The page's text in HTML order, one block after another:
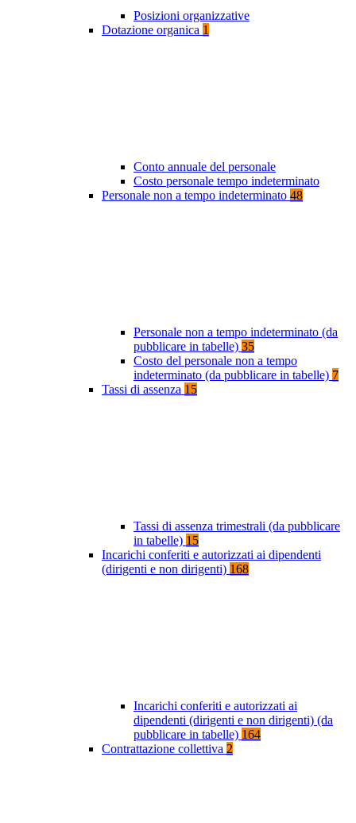
Posizioni organizzative
Dotazione organica 1
Conto annuale del personale
Costo personale tempo indeterminato
Personale non a tempo indeterminato 48
Personale non a tempo indeterminato (da
pubblicare in tabelle) 35
Costo del personale non a tempo
indeterminato (da pubblicare in tabelle) 7
Tassi di assenza 15
Tassi di assenza trimestrali (da pubblicare
in tabelle) 15
Incarichi conferiti e autorizzati ai dipendenti
(dirigenti e non dirigenti) 168
Incarichi conferiti e autorizzati ai
dipendenti (dirigenti e non dirigenti) (da
pubblicare in tabelle) 164
Contrattazione collettiva 2